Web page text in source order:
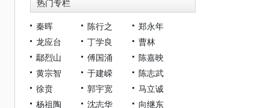
热门专栏
秦晖 陈行之
郑永年
龙应台
丁学良
曹林
鄢烈山
傅国涌
陈嘉映
黄宗智
于建嵘
陈志武
徐贲
郭宇宽
马立诚
杨祖陶
沈志华
向继东